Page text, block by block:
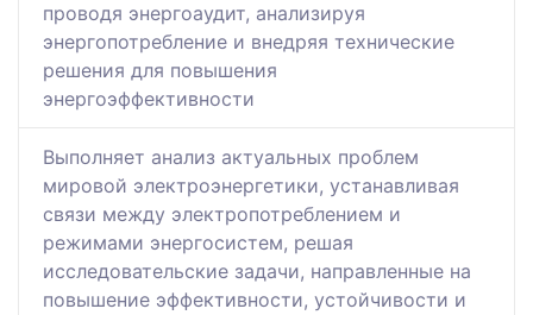
проводя энергоаудит, анализируя
энергопотребление и внедряя технические
решения для повышения
энергоэффективности
Выполняет анализ актуальных проблем
мировой электроэнергетики, устанавливая
связи между электропотреблением и
режимами энергосистем, решая
исследовательские задачи, направленные на
повышение эффективности, устойчивости и